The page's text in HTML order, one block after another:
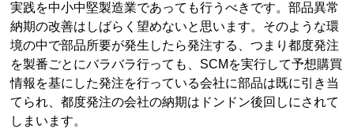
実践を中小中堅製造業であっても行うべきです。部品異常
納期の改善はしばらく望めないと思います。そのような環
境の中で部品所要が発生したら発注する、つまり都度発注
を製番ごとにバラバラ行っても、SCMを実行して予想購買
情報を基にした発注を行っている会社に部品は既に引き当
てられ、都度発注の会社の納期はドンドン後回しにされて
しまいます。